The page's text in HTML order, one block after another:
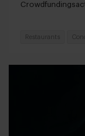
Restaurants